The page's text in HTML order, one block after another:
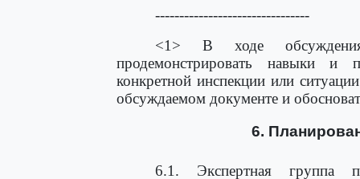
--------------------------------
<1> В ходе
продемонстрировать навыки и
конкретной инспекции или
обсуждаемом документе и
6.
6.1. Экспертная группа